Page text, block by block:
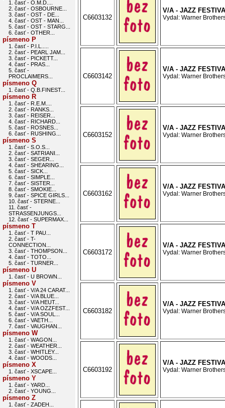
1. časť - O.M.D....
2. časť - OSBOURNE...
3. časť - OST - DE...
4. časť - OST - MAN...
5. časť - OST - STARG...
6. časť - OTHER...
písmeno P
1. časť - P.I.L.....
2. časť - PEARL JAM...
3. časť - PICKETT...
4. časť - PRAS...
5. časť -
PROCLAIMERS...
písmeno Q
1. časť - Q.B.FINEST...
písmeno R
1. časť - R.E.M....
2. časť - RANKS...
3. časť - REISER...
4. časť - RICHARD...
5. časť - ROSNES...
6. časť - RUSHING...
písmeno S
1. časť - S.O.S...
2. časť - SATRIANI...
3. časť - SEGER...
4. časť - SHEARING...
5. časť - SICK...
6. časť - SIMPLE...
7. časť - SISTER...
8. časť - SMOKIE...
9. časť - SPICE GIRLS...
10. časť - STERNE...
11. časť -
STRASSENJUNGS...
12. časť - SUPERMAX...
písmeno T
1. časť - T PAU...
2. časť - T-
CONNECTION...
3. časť - THOMPSON...
4. časť - TOTO...
5. časť - TURNER...
písmeno U
1. časť - U BROWN...
písmeno V
1. časť - V/A 24 CARAT...
2. časť - V/A BLUE...
3. časť - V/A HEUT...
4. časť - V/A OZZFEST...
5. časť - V/A SOUL...
6. časť - VAETH...
7. časť - VAUGHAN...
písmeno W
1. časť - WAGON...
2. časť - WEATHER...
3. časť - WHITLEY...
4. časť - WOODS...
písmeno X
1. časť - XSCAPE...
písmeno Y
1. časť - YARD...
2. časť - YOUNG...
písmeno Z
1. časť - ZADEH...
C6603132
V/A - JAZZ
Vydal: Warner
C6603142
V/A - JAZZ
Vydal: Warner
C6603152
V/A - JAZZ
Vydal: Warner
C6603162
V/A - JAZZ
Vydal: Warner
C6603172
V/A - JAZZ
Vydal: Warner
C6603182
V/A - JAZZ
Vydal: Warner
C6603192
V/A - JAZZ
Vydal: Warner